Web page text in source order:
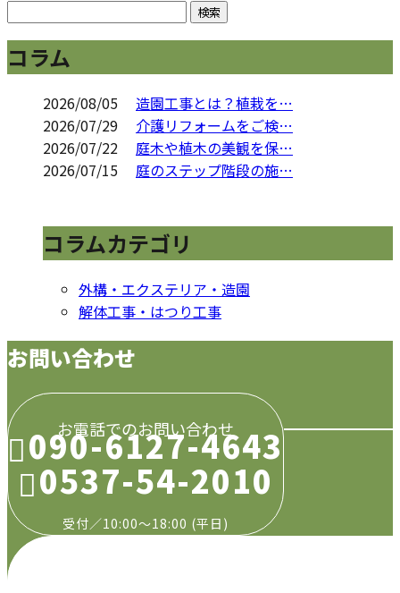
コラム
2026/08/05
造園工事とは？植栽を…
2026/07/29
介護リフォームをご検…
2026/07/22
庭木や植木の美観を保…
2026/07/15
庭のステップ階段の施…
コラムカテゴリ
外構・エクステリア・造園
解体工事・はつり工事
お問い合わせ
お電話でのお問い合わせ
090-6127-4643
0537-54-2010
受付／10:00～18:00 (平日)